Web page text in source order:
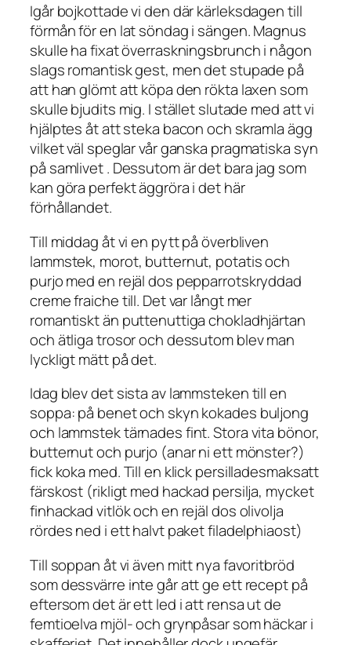
Igår bojkottade vi den där kärleksdagen till
förmån för en lat söndag i sängen. Magnus
skulle ha fixat överraskningsbrunch i någon
slags romantisk gest, men det stupade på
att han glömt att köpa den rökta laxen som
skulle bjudits mig. I stället slutade med att vi
hjälptes åt att steka bacon och skramla ägg
vilket väl speglar vår ganska pragmatiska syn
på samlivet . Dessutom är det bara jag som
kan göra perfekt äggröra i det här
förhållandet.
Till middag åt vi en pytt på överbliven
lammstek, morot, butternut, potatis och
purjo med en rejäl dos pepparrotskryddad
creme fraiche till. Det var långt mer
romantiskt än puttenuttiga chokladhjärtan
och ätliga trosor och dessutom blev man
lyckligt mätt på det.
Idag blev det sista av lammsteken till en
soppa: på benet och skyn kokades buljong
och lammstek tärnades fint. Stora vita bönor,
butternut och purjo (anar ni ett mönster?)
fick koka med. Till en klick persilladesmaksatt
färskost (rikligt med hackad persilja, mycket
finhackad vitlök och en rejäl dos olivolja
rördes ned i ett halvt paket filadelphiaost)
Till soppan åt vi även mitt nya favoritbröd
som dessvärre inte går att ge ett recept på
eftersom det är ett led i att rensa ut de
femtioelva mjöl- och grynpåsar som häckar i